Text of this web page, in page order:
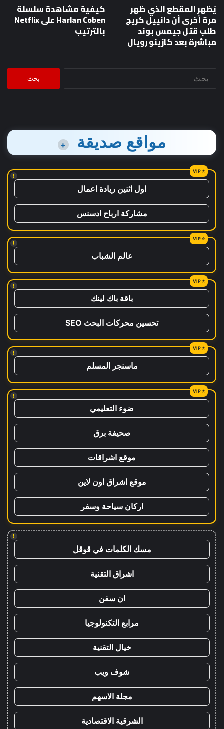
يُظهر المقطع الذي ظهر
مرة أخرى أن دانييل كريج
طلب قتل جيمس بوند
مباشرة بعد كازينو رويال
كيفية مشاهدة سلسلة
Harlan Coben على Netflix
بالترتيب
البحث
مواقع صديقة +
!
اول اثنين ريادة اعمال
مشاركة ارباح ادسنس
!
عالم الشباب
!
باقة باك لينك
تحسين محركات البحث SEO
!
ماسنجر المسلم
!
ضوء التعليمي
صحيفة برق
موقع اشراقات
موقع اشراق اون لاين
اركان سياحة وسفر
!
مسك الكلمات في قوقل
اشراق التقنية
ان سفن
مرابع التكنولوجيا
خيال التقنية
شوف ويب
مجلة الاسهم
الشرقية الاقتصادية